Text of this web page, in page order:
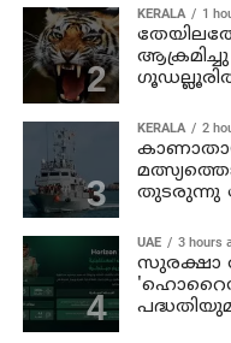
KERALA 1
KERALA 2
തുടരുന്നു
UAE 3 hours
സുരക്ഷാ